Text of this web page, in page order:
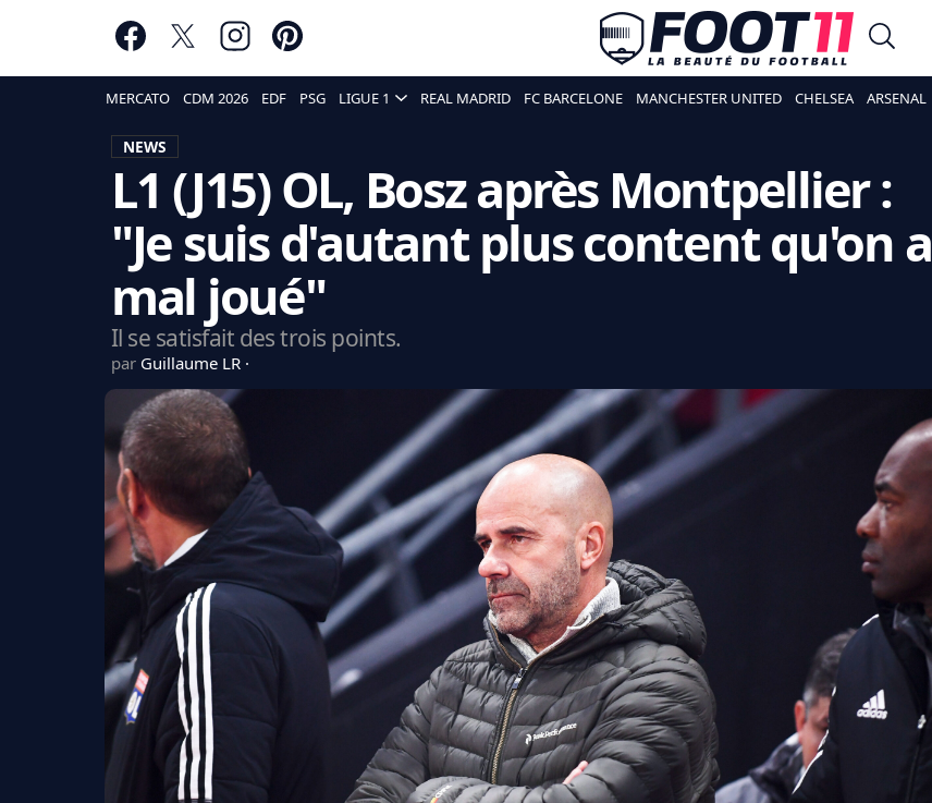
MERCATO CDM 2026 EDF PSG LIGUE 1 REAL MADRID FC BARCELONE MANCHESTER UNITED CHELSEA ARSENAL
NEWS
L1 (J15) OL, Bosz après Montpellier :
"Je suis d'autant plus content qu'on a
mal joué"
Il se satisfait des trois points.
par Guillaume LR